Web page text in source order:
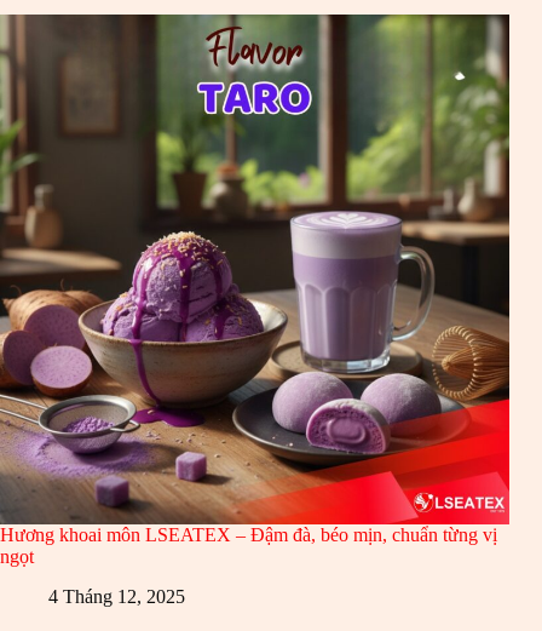
Hương khoai môn LSEATEX – Đậm đà, béo mịn, chuẩn từng vị
ngọt
4 Tháng 12, 2025